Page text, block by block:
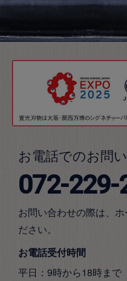
お電話でのお問
072-229-
お問い合わせの際は、
ださい。
お電話受付時間
平日：9時から18時まで